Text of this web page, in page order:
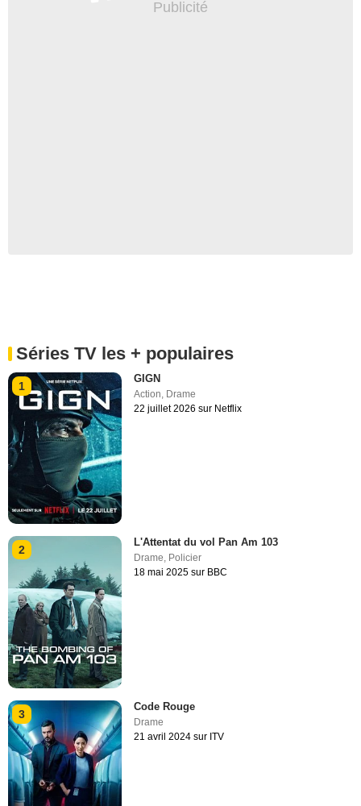
Séries TV les + populaires
1
GIGN
Action, Drame
22 juillet 2026 sur Netflix
2
L'Attentat du vol Pan Am 103
Drame, Policier
18 mai 2025 sur BBC
3
Code Rouge
Drame
21 avril 2024 sur ITV